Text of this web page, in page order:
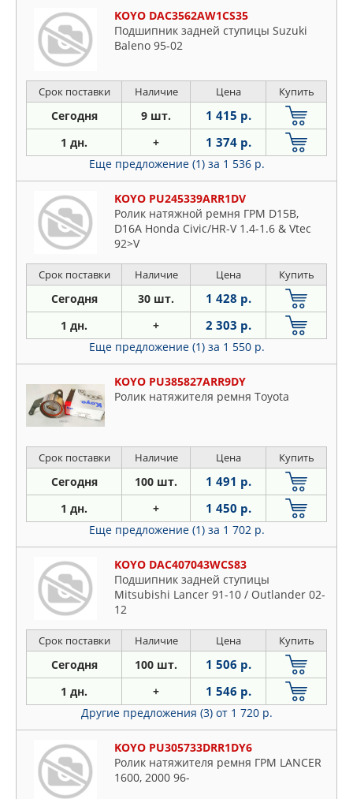
KOYO DAC3562AW1CS35
Подшипник задней ступицы Suzuki
Baleno 95-02
Срок поставки Наличие Цена Купить
Сегодня 9 шт. 1 415 р.
1 дн. + 1 374 р.
Еще предложение (1) за 1 536 р.
KOYO PU245339ARR1DV
Ролик натяжной ремня ГРМ D15B,
D16A Honda Civic/HR-V 1.4-1.6 & Vtec
92>V
Срок поставки Наличие Цена Купить
Сегодня 30 шт. 1 428 р.
1 дн. + 2 303 р.
Еще предложение (1) за 1 550 р.
KOYO PU385827ARR9DY
Ролик натяжителя ремня Toyota
Срок поставки Наличие Цена Купить
Сегодня 100 шт. 1 491 р.
1 дн. + 1 450 р.
Еще предложение (1) за 1 702 р.
KOYO DAC407043WCS83
Подшипник задней ступицы
Mitsubishi Lancer 91-10 / Outlander 02-
12
Срок поставки Наличие Цена Купить
Сегодня 100 шт. 1 506 р.
1 дн. + 1 546 р.
Другие предложения (3) от 1 720 р.
KOYO PU305733DRR1DY6
Ролик натяжителя ремня ГРМ LANCER
1600, 2000 96-